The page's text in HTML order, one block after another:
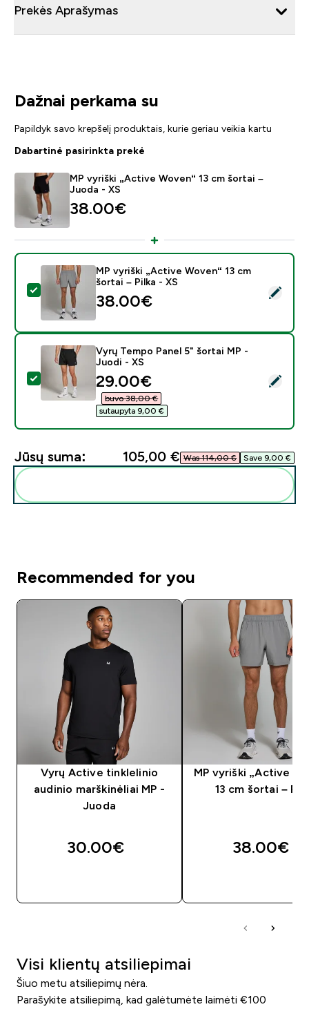
Prekės Aprašymas
Dažnai perkama su
Papildyk savo krepšelį produktais, kurie geriau veikia kartu
Dabartinė pasirinkta prekė
MP vyriški „Active Woven“ 13 cm šortai –
Juoda - XS
38.00€‎
Pasirinkti šį produktą - MP vyriški „Active Woven“ 13
MP vyriški „Active Woven“ 13 cm
šortai – Pilka - XS
38.00€‎
Pasirinkti šį produktą - Vyrų Tempo Panel 5" šortai MP
Vyrų Tempo Panel 5" šortai MP -
Juodi - XS
discounted price
29.00€‎
buvo 38,00 €‎
sutaupyta 9,00 €‎
Jūsų suma: 105,00 €‎ Was 114,00 €‎ Save 9,00 €‎
Recommended for you
Vyrų Active tinklelinio
audinio marškinėliai MP -
Juoda
30.00€‎
MP vyriški „Active
13 cm šortai –
38.00€‎
Visi klientų atsiliepimai
Šiuo metu atsiliepimų nėra.
Parašykite atsiliepimą, kad galėtumėte laimėti €100